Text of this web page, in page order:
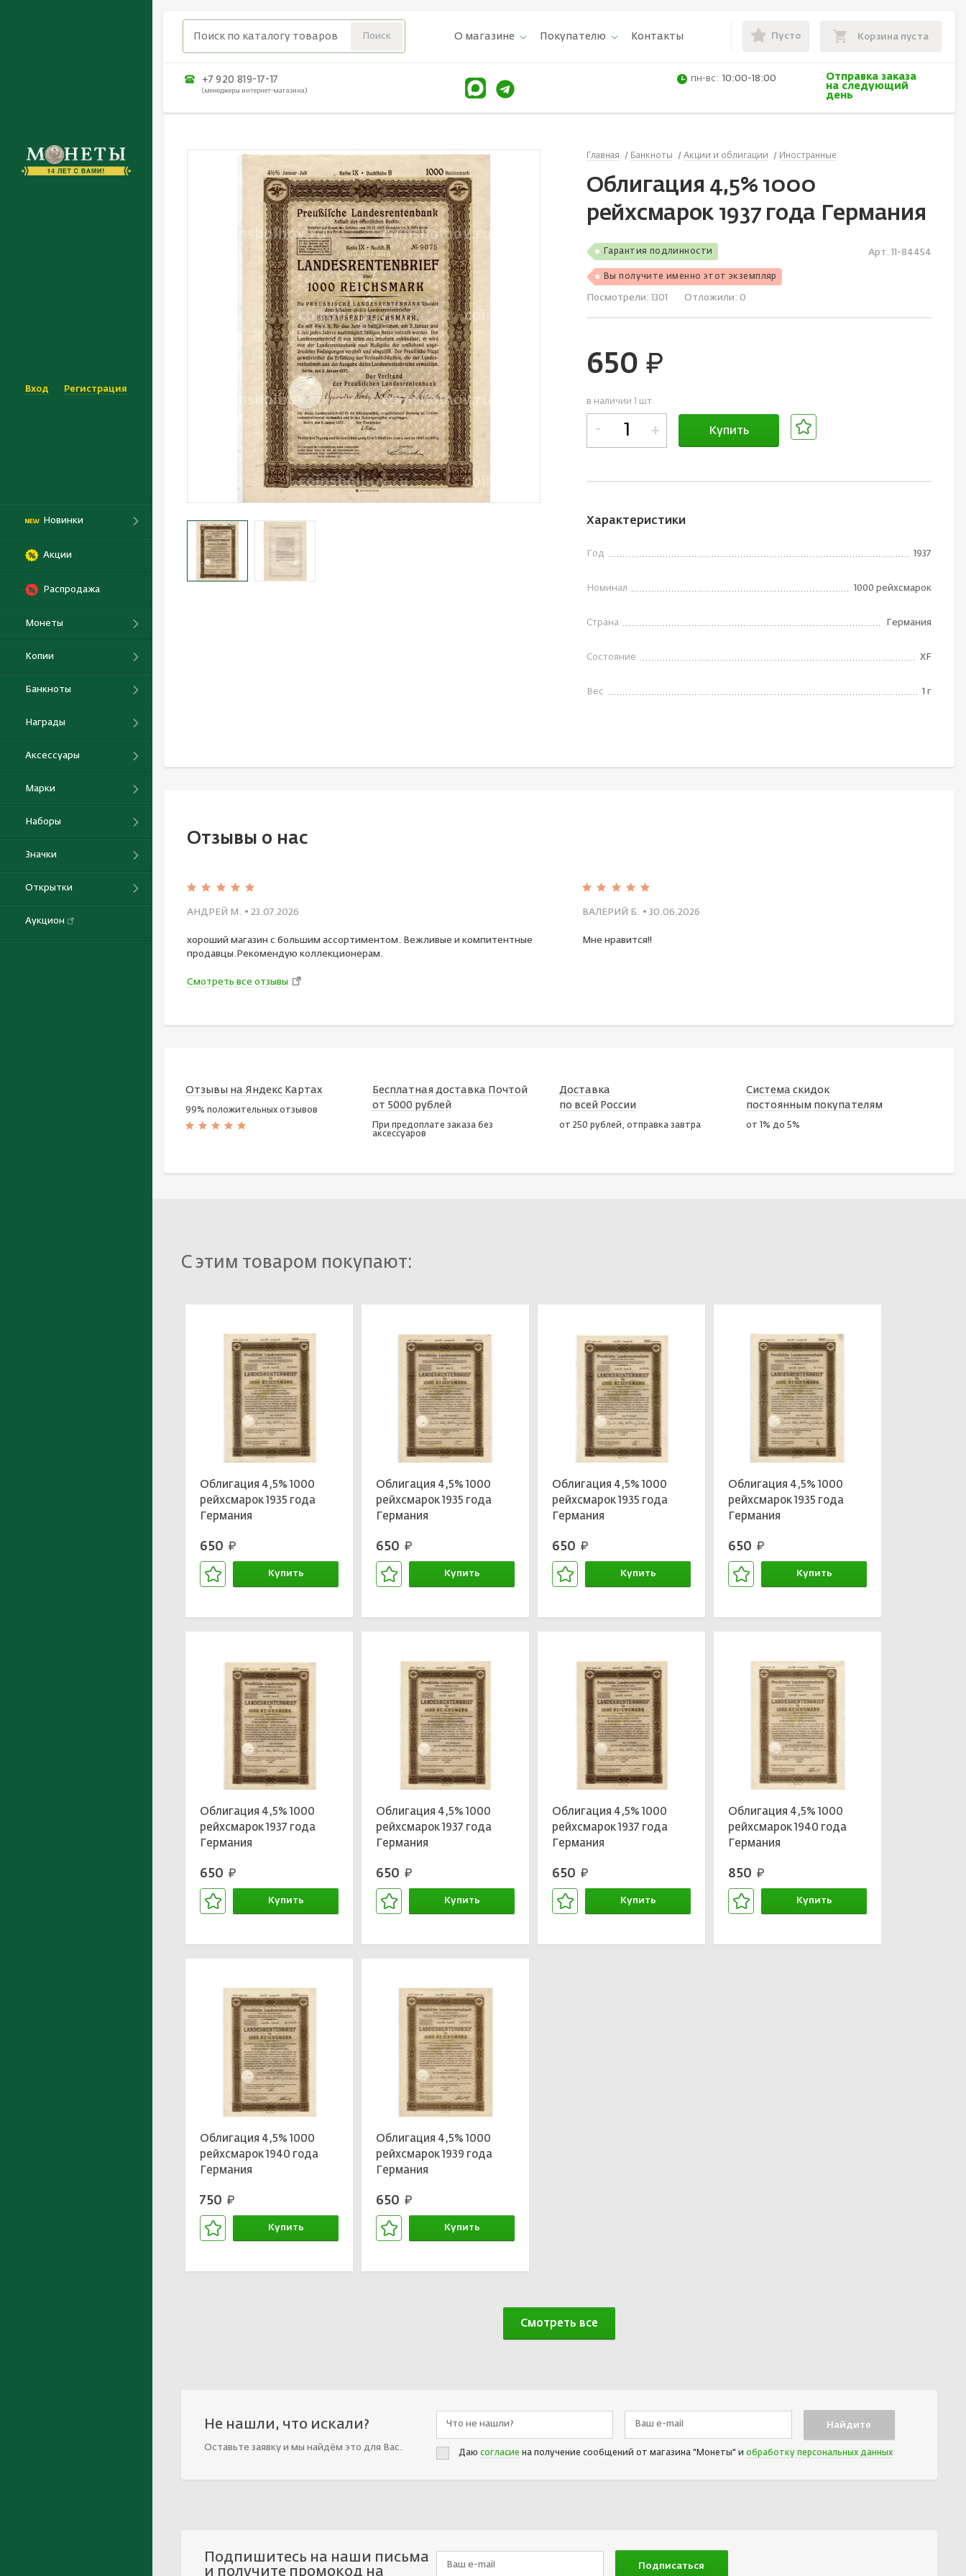
Вход Регистрация
Новинки
Акции
Распродажа
Монеты
Копии
Банкноты
Награды
Аксессуары
Марки
Наборы
Значки
Открытки
Аукцион
О магазине Покупателю Контакты Пусто Корзина пуста
+7 920 819-17-17
(менеджеры интернет-магазина)
пн-вс: 10:00-18:00
Отправка заказа
на следующий
день
Главная Банкноты Акции и облигации Иностранные
Облигация 4,5% 1000
рейхсмарок 1937 года Германия
Гарантия подлинности
Вы получите именно этот экземпляр
Арт. 11-84454
Посмотрели: 1301 Отложили: 0
650 руб.
в наличии 1 шт.
- + Купить
Характеристики
Год 1937
Номинал 1000 рейхсмарок
Страна Германия
Состояние XF
Вес 1 г
Отзывы о нас
АНДРЕЙ М. • 23.07.2026
хороший магазин с большим ассортиментом. Вежливые и компитентные
продавцы.Рекомендую коллекционерам.
ВАЛЕРИЙ Б. • 30.06.2026
Мне нравится!!
Смотреть все отзывы
Отзывы на Яндекс Картах
99% положительных отзывов
Бесплатная доставка Почтой
от 5000 рублей
При предоплате заказа без
аксессуаров
Доставка
по всей России
от 250 рублей, отправка завтра
Система скидок
постоянным покупателям
от 1% до 5%
С этим товаром покупают:
Облигация 4,5% 1000
рейхсмарок 1935 года
Германия
650 руб.
Купить
Облигация 4,5% 1000
рейхсмарок 1935 года
Германия
650 руб.
Купить
Облигация 4,5% 1000
рейхсмарок 1935 года
Германия
650 руб.
Купить
Облигация 4,5% 1000
рейхсмарок 1935 года
Германия
650 руб.
Купить
Облигация 4,5% 1000
рейхсмарок 1937 года
Германия
650 руб.
Купить
Облигация 4,5% 1000
рейхсмарок 1937 года
Германия
650 руб.
Купить
Облигация 4,5% 1000
рейхсмарок 1937 года
Германия
650 руб.
Купить
Облигация 4,5% 1000
рейхсмарок 1940 года
Германия
850 руб.
Купить
Облигация 4,5% 1000
рейхсмарок 1940 года
Германия
750 руб.
Купить
Облигация 4,5% 1000
рейхсмарок 1939 года
Германия
650 руб.
Купить
Смотреть все
Не нашли, что искали?
Оставьте заявку и мы найдём это для Вас.
Даю согласие на получение сообщений от магазина "Монеты" и обработку персональных данных
Подпишитесь на наши письма
и получите промокод на